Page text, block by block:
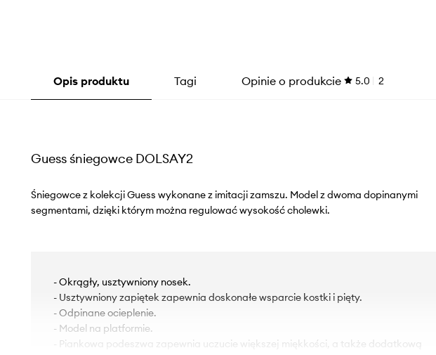
Opis produktu Tagi Opinie o produkcie 5.0 2
Guess śniegowce DOLSAY2
Śniegowce z kolekcji Guess wykonane z imitacji zamszu. Model z dwoma dopinanymi
segmentami, dzięki którym można regulować wysokość cholewki.
- Okrągły, usztywniony nosek.
- Usztywniony zapiętek zapewnia doskonałe wsparcie kostki i pięty.
- Odpinane ocieplenie.
- Model na platformie.
- Piankowa podeszwa zapewnia uczucie większej miękkości, a także dodatkową